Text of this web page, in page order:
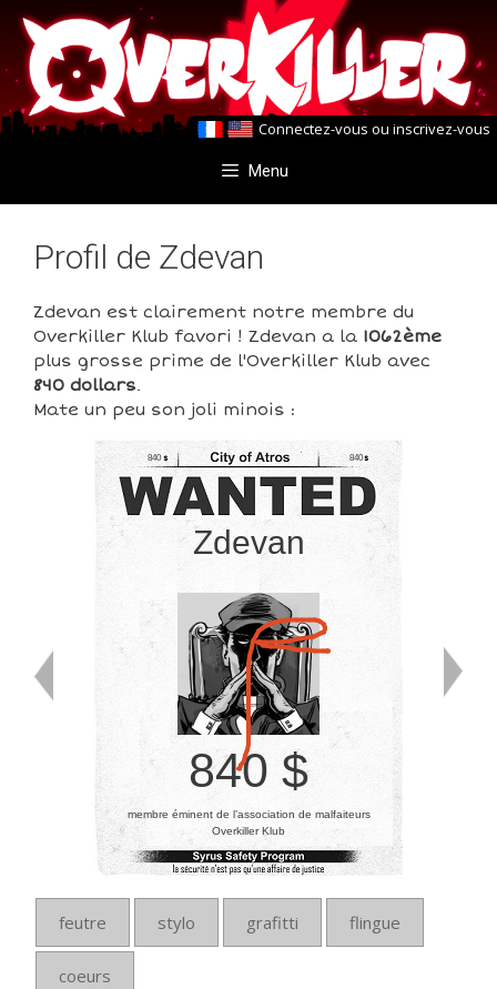
Aller
au
contenu
Aller
au
contenu
Connectez-vous ou inscrivez-vous
Menu
Profil de Zdevan
Zdevan est clairement notre membre du
Overkiller Klub favori ! Zdevan a la 1062ème
plus grosse prime de l'Overkiller Klub avec
840 dollars.
Mate un peu son joli minois :
840
Zdevan
840
840 $
membre éminent de l’association de malfaiteurs
Overkiller Klub
feutre stylo grafitti flingue
coeurs